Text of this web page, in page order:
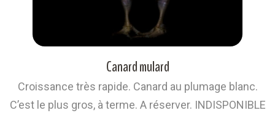
Canard mulard
Croissance très rapide. Canard au plumage blanc.
C’est le plus gros, à terme. A réserver. INDISPONIBLE